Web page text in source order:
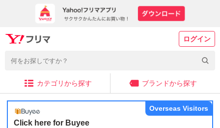
ログイン
カテゴリから探す ブランドから探す
Click here for Buyee
Overseas Visitors